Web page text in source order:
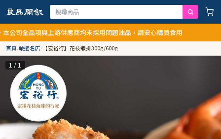
品項與上游供應商均未採用問題油品，請安心購買食用
首頁/嚴選名店/ 【宏裕行】花枝蝦排300g/600g
1 / 1